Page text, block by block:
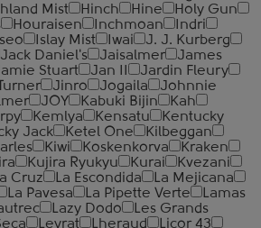
Mist Hinch Hine
Holy Gun
Houraisen Inchmoan
Indri
Iseo Islay Mist Iwai
J. J. Kurberg
Jack Daniel's Jaisalmer
James
Stuart Jan II
Jardin Fleury
Jinro Jogaila
Johnnie
JOY Kabuki Bijin
Kah
Kemlya Kensatu
Kentucky
Jack Ketel One
Kilbeggan
Kiwi Koskenkorva
Kraken
Kujira Ryukyu Kurai
Kvezani
Cruz La Escondida
La Mejicana
La Pavesa La Pipette Verte
Lamas
Lazy Dodo
Les Grands
Leyrat Lheraud
Licor 43